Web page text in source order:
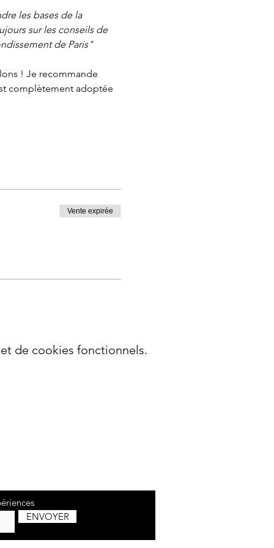
les bases de la
sur les conseils de
de Paris"
! Je recommande
complètement adoptée
Vente expirée
de cookies fonctionnels.
ENVOYER